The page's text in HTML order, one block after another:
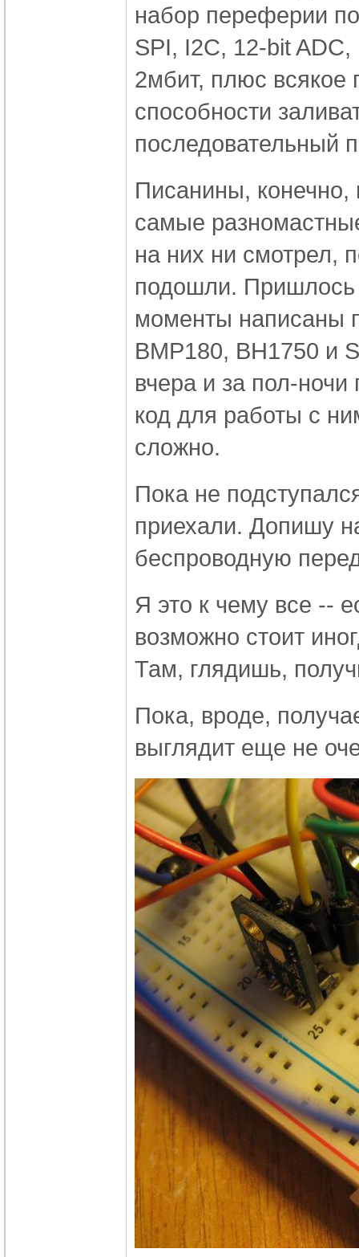
набор переферии
SPI, I2C, 12-bit
2мбит, плюс всякое
способности
последовательный
Писанины, конечно,
самые
на них ни смотрел,
подошли. Пришлось
моменты написаны
BMP180, BH1750 и
вчера и за пол-
код для работы с
сложно.
Пока не
приехали. Допишу
беспроводную
Я это к чему все --
возможно стоит
Там, глядишь,
Пока, вроде,
выглядит еще не